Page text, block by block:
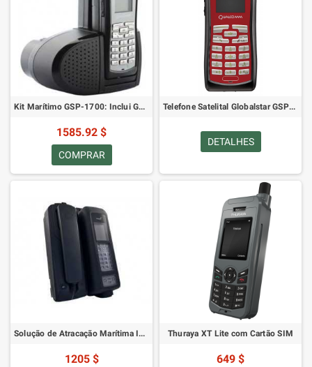
Kit Marítimo GSP-1700: Inclui GSP-1700C-EU, GIK-1700-MR, GIK-86-EXTEND, GPH-1700, GDC-1700-CBL, GDC-1700CD-EU
1585.92 $
COMPRAR
Telefone Satelital Globalstar GSP-1700
DETALHES
Solução de Atracação Marítima IsatDOCK
1205 $
Thuraya XT Lite com Cartão SIM
649 $